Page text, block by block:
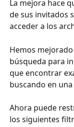
La mejora hace
de sus invitados
acceder a los
Hemos
búsqueda para
que encontrar
buscando en
Ahora puede
los siguientes